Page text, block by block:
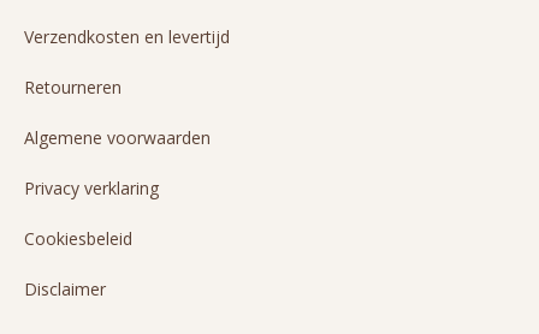
Verzendkosten en levertijd
Retourneren
Algemene voorwaarden
Privacy verklaring
Cookiesbeleid
Disclaimer